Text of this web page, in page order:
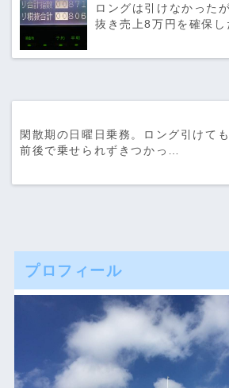
ロングは引けなかった
抜き売上8万円を確保
閑散期の日曜日乗務。ロング引けて
前後で乗せられずきつかっ…
プロフィール